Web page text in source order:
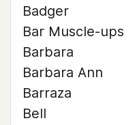
Badger
Bar Muscle-ups
Barbara
Barbara Ann
Barraza
Bell